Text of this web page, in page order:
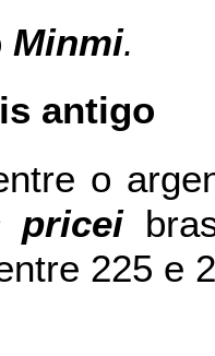
Minmi.
antigo
o
pricei
225 e